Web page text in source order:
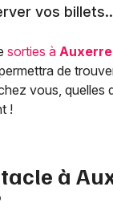
vos
sorties à Auxerre
de
vous, quelles
!
à